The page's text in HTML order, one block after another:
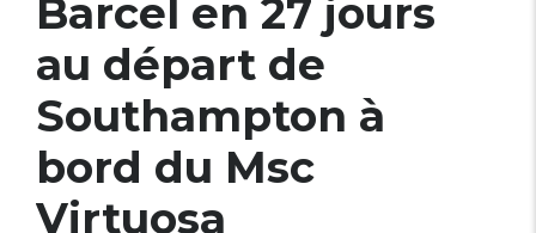
Barcel en 27 jours
au départ de
Southampton à
bord du Msc
Virtuosa